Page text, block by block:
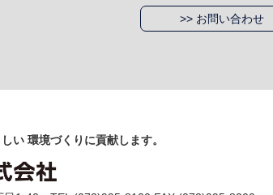
>> お問い合わせ
い 環境づくりに貢献します。